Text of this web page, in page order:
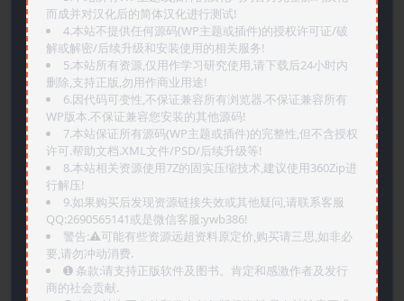
而成并对汉化后的简体汉化进行测试!
4.本站不提供任何源码(WP主题或插件)的授权许可证/破
解或解密/后续升级和安装使用的相关服务!
5.本站所有资源,仅用作学习研究使用,请下载后24小时内
删除,支持正版,勿用作商业用途!
6.因代码可变性,不保证兼容所有浏览器.不保证兼容所有
WP版本.不保证兼容您安装的其他源码!
7.本站保证所有源码(WP主题或插件)的完整性,但不含授权
许可.帮助文档.XML文件/PSD/后续升级等!
8.本站相关资源使用7Z的固实压缩技术,建议使用360Zip进
行解压!
9.如果购买后发现资源链接失效或其他疑问,请联系客服
QQ:2690565141或是微信客服:ywb386!
警告:⚠️可能有些资源远超资料原定价,购买请三思,如非必
要,请勿冲动消费.
➊️ 条款:请支持正版软件及图书。肯定和感激作者及发行
商的社会贡献.